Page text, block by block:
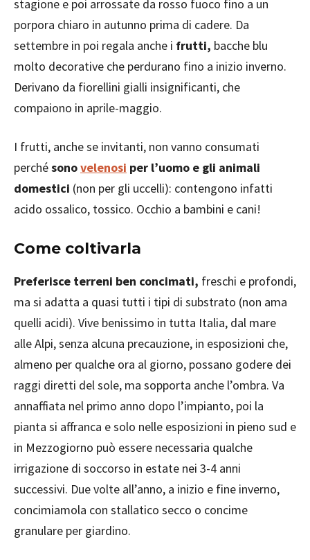
stagione e poi arrossate da rosso fuoco fino a un
porpora chiaro in autunno prima di cadere. Da
settembre in poi regala anche i frutti, bacche blu
molto decorative che perdurano fino a inizio inverno.
Derivano da fiorellini gialli insignificanti, che
compaiono in aprile-maggio.
I frutti, anche se invitanti, non vanno consumati
perchésonovelenosi per l’uomo e gli animali
domestici (non per gli uccelli): contengono infatti
acido ossalico, tossico. Occhio a bambini e cani!
Come coltivarla
Preferisce terreni ben concimati, freschi e profondi,
ma si adatta a quasi tutti i tipi di substrato (non ama
quelli acidi). Vive benissimo in tutta Italia, dal mare
alle Alpi, senza alcuna precauzione, in esposizioni che,
almeno per qualche ora al giorno, possano godere dei
raggi diretti del sole, ma sopporta anche l’ombra. Va
annaffiata nel primo anno dopo l’impianto, poi la
pianta si affranca e solo nelle esposizioni in pieno sud e
in Mezzogiorno può essere necessaria qualche
irrigazione di soccorso in estate nei 3-4 anni
successivi. Due volte all’anno, a inizio e fine inverno,
concimiamola con stallatico secco o concime
granulare per giardino.